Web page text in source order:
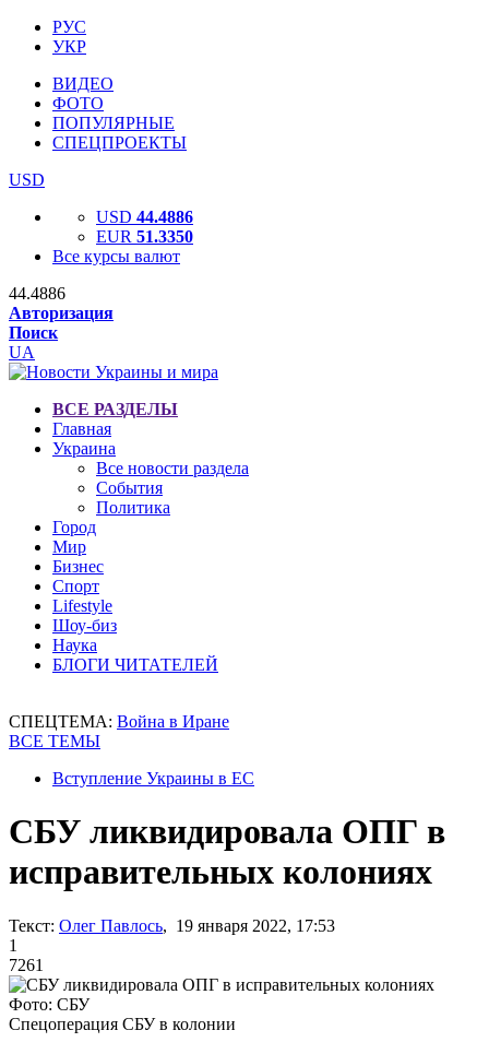
РУС
УКР
ВИДЕО
ФОТО
ПОПУЛЯРНЫЕ
СПЕЦПРОЕКТЫ
USD
USD 44.4886
EUR 51.3350
Все курсы валют
44.4886
Авторизация
Поиск
UA
ВСЕ РАЗДЕЛЫ
Главная
Украина
Все новости раздела
События
Политика
Город
Мир
Бизнес
Спорт
Lifestyle
Шоу-биз
Наука
БЛОГИ ЧИТАТЕЛЕЙ
СПЕЦТЕМА: Война в Иране
ВСЕ ТЕМЫ
Вступление Украины в ЕС
СБУ ликвидировала ОПГ в
исправительных колониях
Текст: Олег Павлось, 19 января 2022, 17:53
1
7261
Фото: СБУ
Спецоперация СБУ в колонии